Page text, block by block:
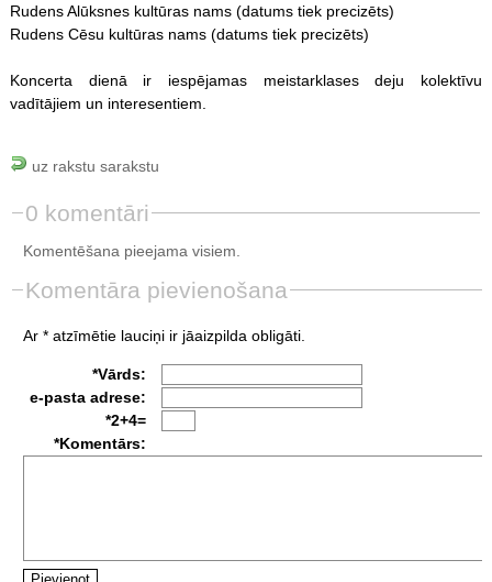
Rudens Alūksnes kultūras nams (datums tiek precizēts)
Rudens Cēsu kultūras nams (datums tiek precizēts)
Koncerta dienā ir iespējamas meistarklases deju kolektīvu
vadītājiem un interesentiem.
uz rakstu sarakstu
0 komentāri
Komentēšana pieejama visiem.
Komentāra pievienošana
Ar * atzīmētie lauciņi ir jāaizpilda obligāti.
*Vārds:
e-pasta adrese:
*2+4=
*Komentārs: